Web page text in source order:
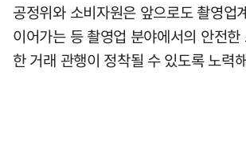
공정위와 소비자원은 앞으로도 촬영업
이어가는 등 촬영업 분야에서의 안전
한 거래 관행이 정착될 수 있도록 노력